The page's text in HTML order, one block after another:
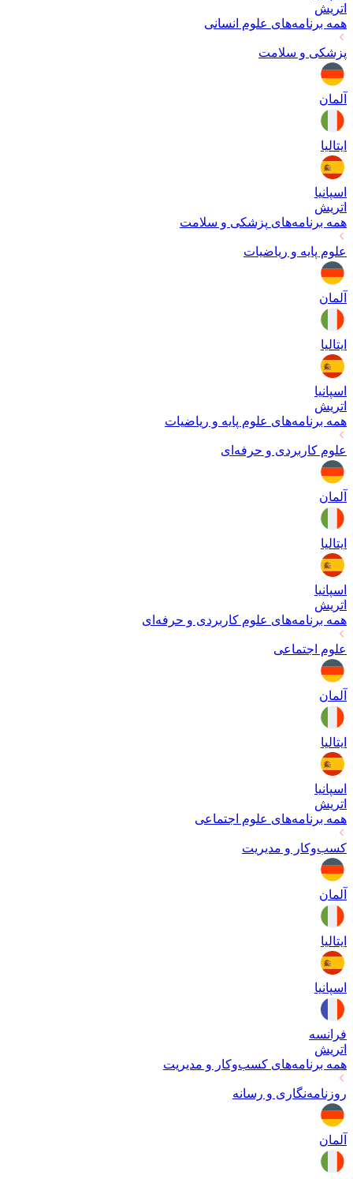
اتریش
همه برنامه‌های علوم انسانی
پزشکی و سلامت
آلمان
ایتالیا
اسپانیا
اتریش
همه برنامه‌های پزشکی و سلامت
علوم پایه و ریاضیات
آلمان
ایتالیا
اسپانیا
اتریش
همه برنامه‌های علوم پایه و ریاضیات
علوم کاربردی و حرفه‌ای
آلمان
ایتالیا
اسپانیا
اتریش
همه برنامه‌های علوم کاربردی و حرفه‌ای
علوم اجتماعی
آلمان
ایتالیا
اسپانیا
اتریش
همه برنامه‌های علوم اجتماعی
کسب‌وکار و مدیریت
آلمان
ایتالیا
اسپانیا
فرانسه
اتریش
همه برنامه‌های کسب‌وکار و مدیریت
روزنامه‌نگاری و رسانه
آلمان